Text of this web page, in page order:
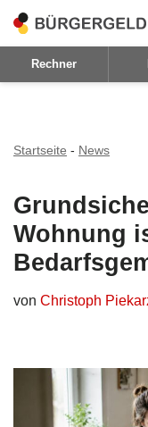
Zum
Inhalt
Rechner
Startseite - News
Wohnung
von Christoph